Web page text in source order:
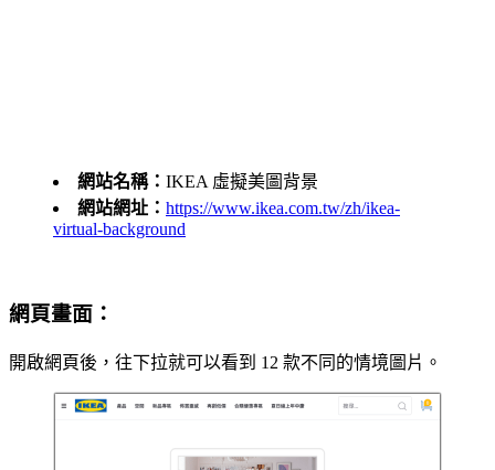
網站名稱： IKEA 虛擬美圖背景
網站網址： https://www.ikea.com.tw/zh/ikea-
virtual-background
網頁畫面：
開啟網頁後，往下拉就可以看到 12 款不同的情境圖片。